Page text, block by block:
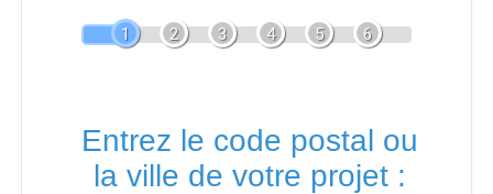
1 2 3 4 5 6
Entrez le code postal ou
la ville de votre projet :